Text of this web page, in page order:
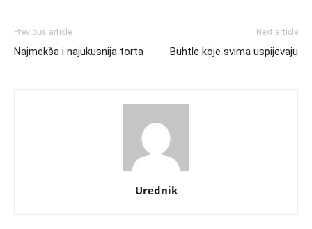
Previous article
Najmekša i najukusnija torta
Next article
Buhtle koje svima uspijevaju
Urednik